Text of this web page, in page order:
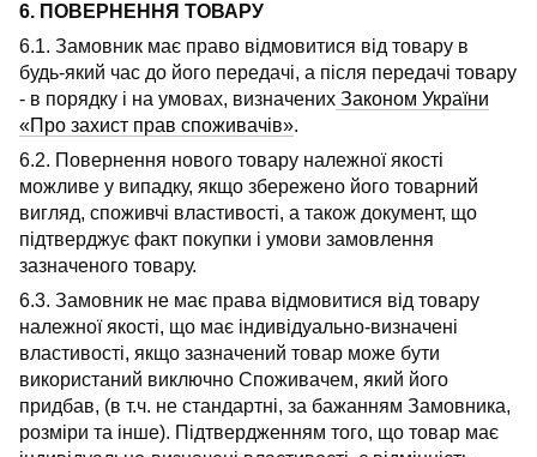
6. ПОВЕРНЕННЯ ТОВАРУ
6.1. Замовник має право відмовитися від товару в
будь-який час до його передачі, а після передачі товару
- в порядку і на умовах, визначених Законом України
«Про захист прав споживачів».
6.2. Повернення нового товару належної якості
можливе у випадку, якщо збережено його товарний
вигляд, споживчі властивості, а також документ, що
підтверджує факт покупки і умови замовлення
зазначеного товару.
6.3. Замовник не має права відмовитися від товару
належної якості, що має індивідуально-визначені
властивості, якщо зазначений товар може бути
використаний виключно Споживачем, який його
придбав, (в т.ч. не стандартні, за бажанням Замовника,
розміри та інше). Підтвердженням того, що товар має